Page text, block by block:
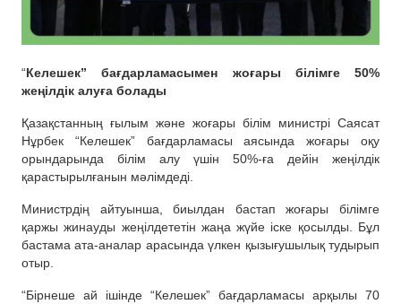
“Келешек” бағдарламасымен жоғары білімге 50%
жеңілдік алуға болады
Қазақстанның ғылым және жоғары білім министрі Саясат
Нұрбек “Келешек” бағдарламасы аясында жоғары оқу
орындарында білім алу үшін 50%-ға дейін жеңілдік
қарастырылғанын мәлімдеді.
Министрдің айтуынша, биылдан бастап жоғары білімге
қаржы жинауды жеңілдететін жаңа жүйе іске қосылды. Бұл
бастама ата-аналар арасында үлкен қызығушылық тудырып
отыр.
“Бірнеше ай ішінде “Келешек” бағдарламасы арқылы 70